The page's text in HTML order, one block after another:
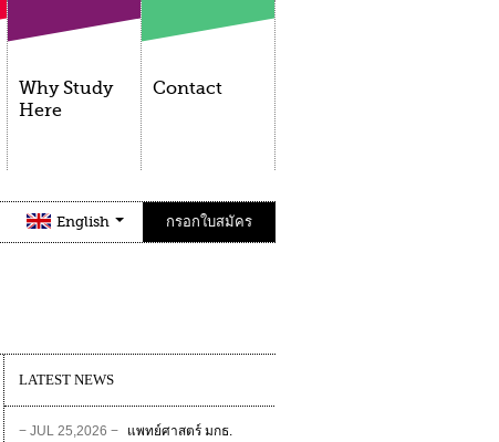
Why Study
Here
Contact
English กรอกใบสมัคร
LATEST NEWS
− JUL 25,2026 −
แพทย์ศาสตร์ มกธ.